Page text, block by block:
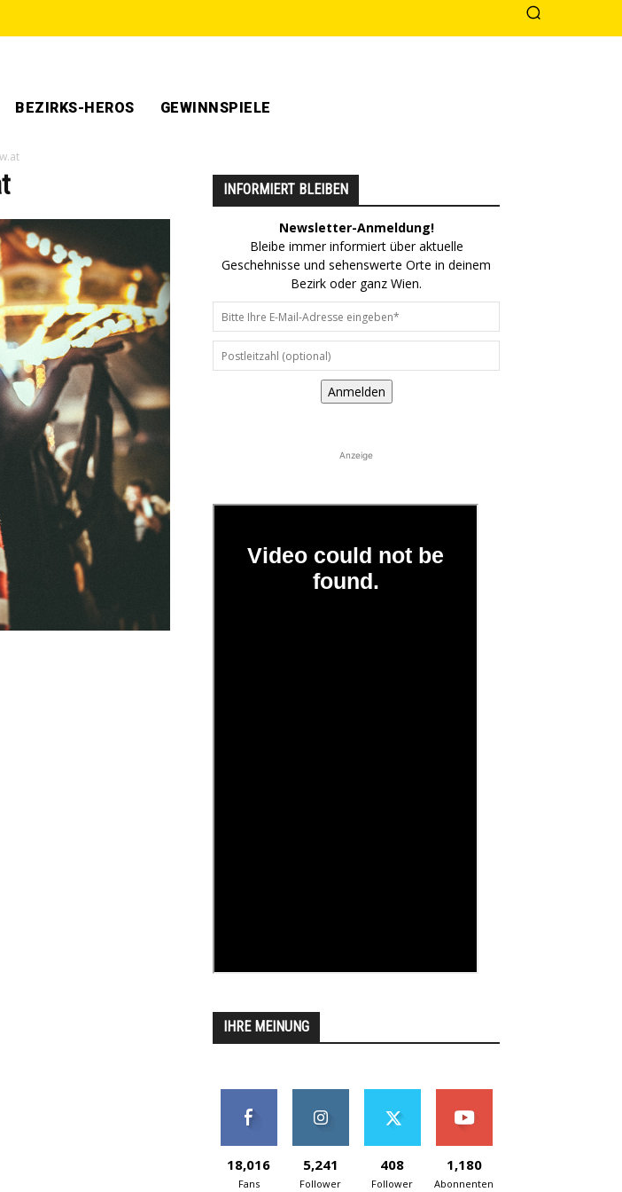
BEZIRKS-HEROS GEWINNSPIELE
INFORMIERT BLEIBEN
Newsletter-Anmeldung!
Bleibe immer informiert über aktuelle
Geschehnisse und sehenswerte Orte in deinem
Bezirk oder ganz Wien.
Anmelden
Anzeige
IHRE MEINUNG
18,016
Fans
5,241
Follower
408
Follower
1,180
Abonnenten